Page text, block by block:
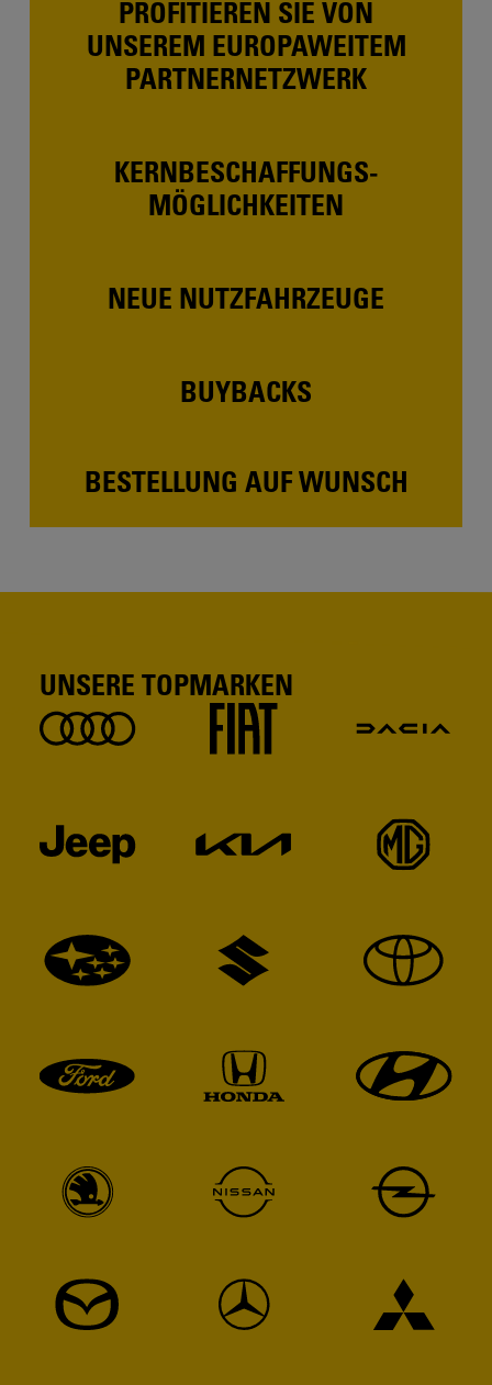
PROFITIEREN SIE VON
UNSEREM EUROPAWEITEM
PARTNERNETZWERK
KERN­BESCHAFFUNGS­-
MÖGLICHKEITEN
NEUE NUTZFAHRZEUGE
BUYBACKS
BESTELLUNG AUF WUNSCH
UNSERE TOPMARKEN